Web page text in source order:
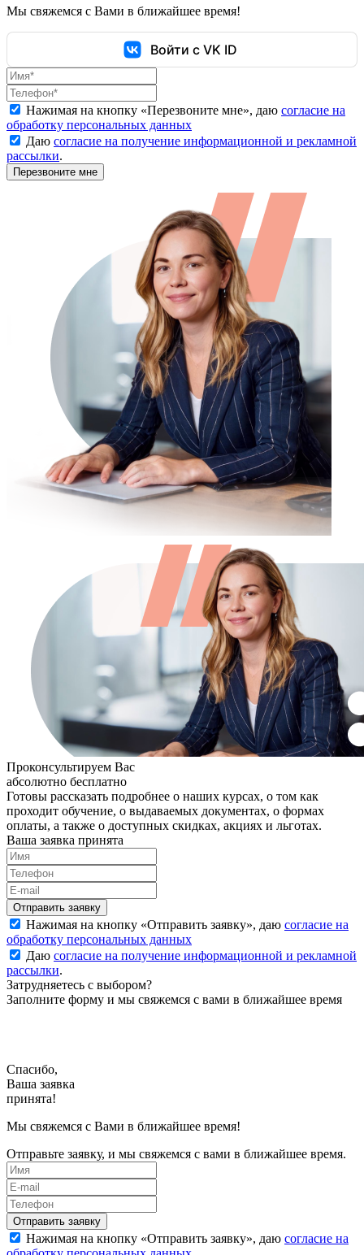
Мы свяжемся с Вами в ближайшее время!
Войти с VK ID
Нажимая на кнопку «Перезвоните мне», даю согласие на
обработку персональных данных
Даю согласие на получение информационной и рекламной
рассылки.
Проконсультируем Вас
абсолютно бесплатно
Готовы рассказать подробнее о наших курсах, о том как
проходит обучение, о выдаваемых документах, о формах
оплаты, а также о доступных скидках, акциях и льготах.
Ваша заявка принята
Нажимая на кнопку «Отправить заявку», даю согласие на
обработку персональных данных
Даю согласие на получение информационной и рекламной
рассылки.
Затрудняетесь с выбором?
Заполните форму и мы свяжемся с вами в ближайшее время
Спасибо,
Ваша заявка
принята!
Мы свяжемся с Вами в ближайшее время!
Отправьте заявку, и мы свяжемся с вами в ближайшее время.
Нажимая на кнопку «Отправить заявку», даю согласие на